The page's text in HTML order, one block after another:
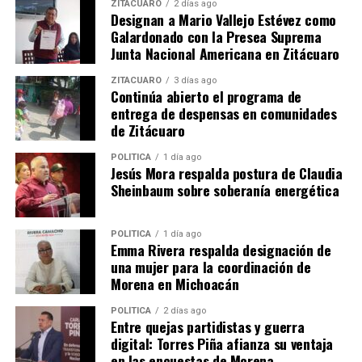
Según el periódico, Estados Unidos es criticado dentro y
fuera del país por utilizar el confinamiento en solitario
en sus prisiones más de lo que lo hace cualquier otra
nación democrática del mundo. Aunque el ICE coloca
sólo a uno por ciento de sus migrantes encarcelados en
solitario, la práctica es alarmante porque los detenidos
son retenidos bajo cargos civiles, no criminales y, en esas
condiciones no se supone que sean castigados, sino
confinados para garantizar que estén en sus audiencias
administrativas.
Fuentes: La Cronica / notisistema.com
Comparte con:
ZITÁCUARO 2 días ago
Designan a Mario Vallejo Estévez como
Galardonado con la Presea Suprema
Junta Nacional Americana en Zitácuaro
ZITÁCUARO 3 días ago
Continúa abierto el programa de
entrega de despensas en comunidades
de Zitácuaro
POLÍTICA 1 día ago
Jesús Mora respalda postura de Claudia
Sheinbaum sobre soberanía energética
POLÍTICA 1 día ago
Emma Rivera respalda designación de
una mujer para la coordinación de
Morena en Michoacán
POLÍTICA 2 días ago
Entre quejas partidistas y guerra
digital: Torres Piña afianza su ventaja